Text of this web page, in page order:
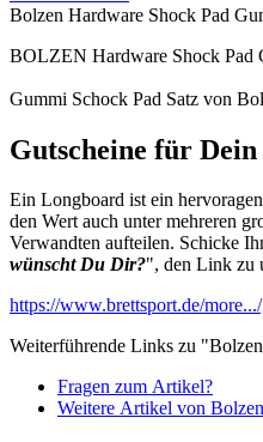
Bolzen Hardware Shock Pad
BOLZEN Hardware Shock Pad
Gummi Schock Pad Satz von
Gutscheine für
Ein Longboard ist ein
den Wert auch unter mehreren
Verwandten aufteilen. Schicke
wünscht Du Dir?", den Link zu
https://www.brettsport.de/
Weiterführende Links zu
Fragen zum Artikel?
Weitere Artikel von Bolzen